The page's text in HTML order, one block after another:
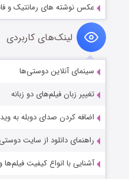
عکس نوشته های رمانتیک و
لینک‌های کاربردی
سینمای آنلاین دوستی‌ها
تغییر زبان فیلم‌های دو زبانه
اضافه کردن صدای دوبله به
راهنمای دانلود از سایت
آشنایی با انواع کیفیت